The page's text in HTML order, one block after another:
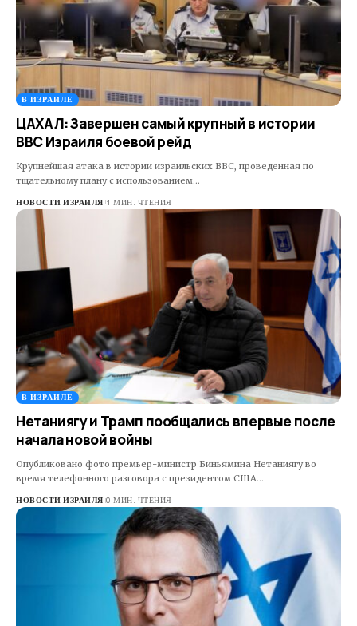
В ИЗРАИЛЕ
ЦАХАЛ: Завершен самый крупный в истории
ВВС Израиля боевой рейд
Крупнейшая атака в истории израильских ВВС, проведенная по
тщательному плану с использованием…
НОВОСТИ ИЗРАИЛЯ 1 МИН. ЧТЕНИЯ
В ИЗРАИЛЕ
Нетаниягу и Трамп пообщались впервые после
начала новой войны
Опубликовано фото премьер-министр Биньямина Нетаниягу во
время телефонного разговора с президентом США…
НОВОСТИ ИЗРАИЛЯ 0 МИН. ЧТЕНИЯ